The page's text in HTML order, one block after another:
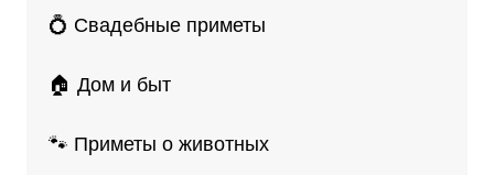
💍 Свадебные приметы
🏠 Дом и быт
🐾 Приметы о животных